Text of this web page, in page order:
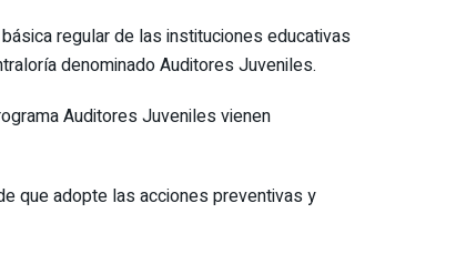
regular de las instituciones educativas
denominado Auditores Juveniles.
Auditores Juveniles vienen
que adopte las acciones preventivas y